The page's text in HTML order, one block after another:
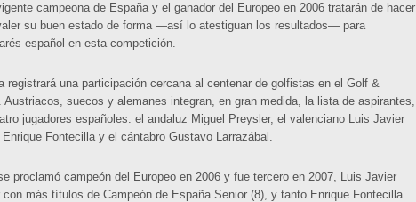
campeona de España y el ganador del Europeo en 2006 tratarán de hacer
su buen estado de forma —así lo atestiguan los resultados— para
español en esta competición.
registrará una participación cercana al centenar de golfistas en el Golf &
Austriacos, suecos y alemanes integran, en gran medida, la lista de aspirantes,
jugadores españoles: el andaluz Miguel Preysler, el valenciano Luis Javier
Fontecilla y el cántabro Gustavo Larrazábal.
proclamó campeón del Europeo en 2006 y fue tercero en 2007, Luis Javier
con más títulos de Campeón de España Senior (8), y tanto Enrique Fontecilla